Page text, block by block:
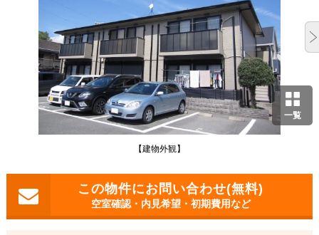
一覧
【建物外観】
空室確認・内見希望・初期費用など